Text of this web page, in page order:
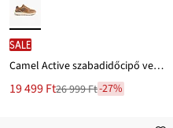
SALE
Camel Active szabadidőcipő velúrbőrből
Új
19 499 Ft
Leárazva26 999 Ft-27%